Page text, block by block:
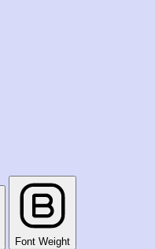
Font Weight